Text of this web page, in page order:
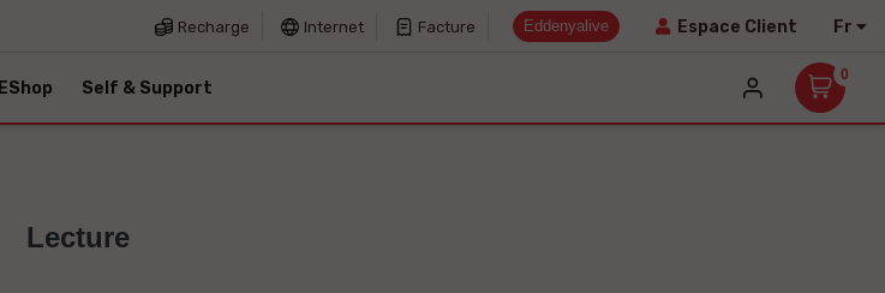
Recharge Internet Facture Eddenyalive Espace Client Fr
EShop Self & Support
0
Lecture